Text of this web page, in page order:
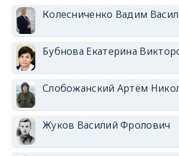
Колесниченко Вадим
Бубнова Екатерина
Слобожанский Артём
Жуков Василий Фролович